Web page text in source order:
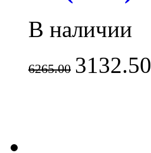
В наличии
6265.00 3132.50